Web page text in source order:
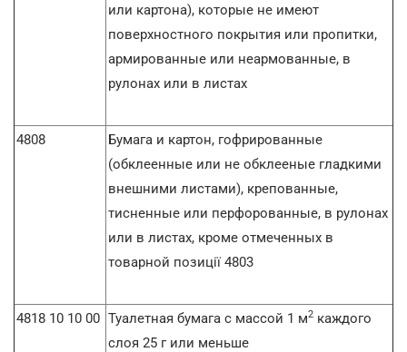
или картона), которые не имеют
поверхностного покрытия или пропитки,
армированные или неармованные, в
рулонах или в листах
4808
Бумага и картон, гофрированные
(обклеенные или не обклееные гладкими
внешними листами), крепованные,
тисненные или перфорованные, в рулонах
или в листах, кроме отмеченных в
товарной позицiї 4803
4818 10 10 00 Туалетная бумага с массой 1 м2 каждого
слоя 25 г или меньше